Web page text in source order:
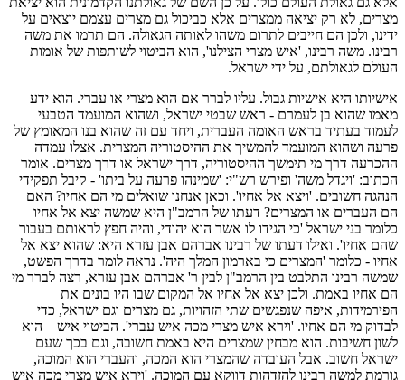
מצרים, לא רק יציאה ממצרים אלא כביכול גם מצרים עצמם יוצאים על
ידינו, ולכן הם חייבים לתרום משהו לאותה הגאולה. הם תרמו את משה
רבינו. משה רבינו, 'איש מצרי הצילנו', הוא הביטוי לשותפות של אומות
העולם לגאולתם, על ידי ישראל.
אישיותו היא אישיות גבול. עליו לברר אם הוא מצרי או עברי. הוא ידע
מאמו שהוא בן לעמרם - ראש שבטי ישראל, ושהוא המועמד הטבעי
לעמוד בעתיד בראש האומה העברית, ויחד עם זה שהוא בנו המאומץ של
פרעה ושהוא המועמד להמשיך את ההיסטוריה המצרית. אצלו עמדה
ההכרעה דרך מי תימשך ההיסטוריה, דרך ישראל או דרך מצרים. אומר
הכתוב: 'ויגדל משה' ופירש רש"י: 'שמינהו פרעה על ביתו' - קיבל תפקידי
הנהגה חשובים. 'ויצא אל אחיו'. וכאן אנחנו שואלים מי הם אחיו? האם
הם העברים או המצרים? דעתו של הרמב"ן היא שמשה יצא אל אחיו
כלומר בני ישראל 'כי הגידו לו אשר הוא יהודי, והיה חפץ לראותם בעבור
שהם אחיו'. ואילו דעתו של רבינו אברהם אבן עזרא היא: שהוא יצא אל
אחיו - כלומר 'המצרים כי בארמון המלך היה'. נראה לומר בדרך הפשט,
שמשה רבינו התלבט בין הרמב"ן לבין ר' אברהם אבן עזרא, רצה לברר מי
הם אחיו באמת. ולכן יצא אל אחיו אל המקום שבו היו בונים את
הפירמידות, איפה שנפגשים שתי הזהויות, גם מצרים וגם ישראל, כדי
לבדוק מי הם אחיו. 'וירא איש מצרי מכה איש עברי'. הביטוי איש – הוא
לשון חשיבות. הוא מבחין שמצרים היא באמת חשובה, וגם בכך שעם
ישראל חשוב. אבל העובדה שהמצרי הוא המכה, והעברי הוא המוכה,
גורמת למשה רבינו להזדהות דווקא עם המוכה. 'וירא איש מצרי מכה איש